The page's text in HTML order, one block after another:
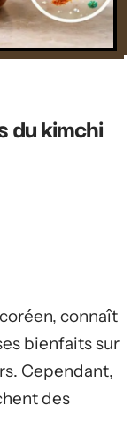
du kimchi
connaît
bienfaits sur
Cependant,
des